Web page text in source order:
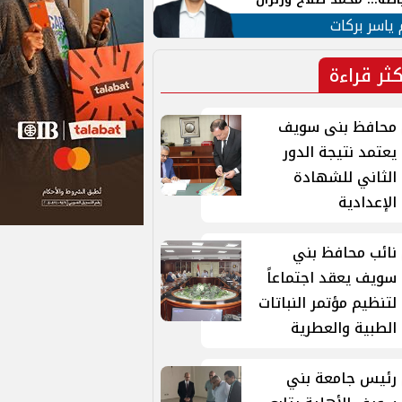
في الشارع التركي
ياسر بركات
قراءة
محافظ بنى سويف
يعتمد نتيجة الدور
الثاني للشهادة
الإعدادية
نائب محافظ بني
سويف يعقد اجتماعاً
لتنظيم مؤتمر النباتات
الطبية والعطرية
رئيس جامعة بني